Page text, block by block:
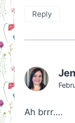
Reply
Ah brrr….